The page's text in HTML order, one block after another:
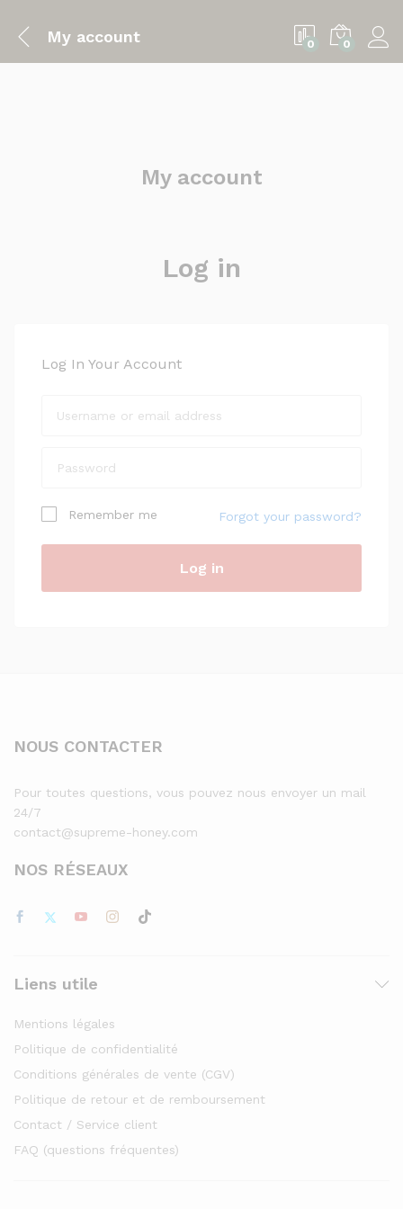
My account 0 0
My account
Log in
Log In Your Account
Remember me Forgot your password?
Log in
NOUS CONTACTER
Pour toutes questions, vous pouvez nous envoyer un mail
24/7
contact@supreme-honey.com
NOS RÉSEAUX
Liens utile
Mentions légales
Politique de confidentialité
Conditions générales de vente (CGV)
Politique de retour et de remboursement
Contact / Service client
FAQ (questions fréquentes)